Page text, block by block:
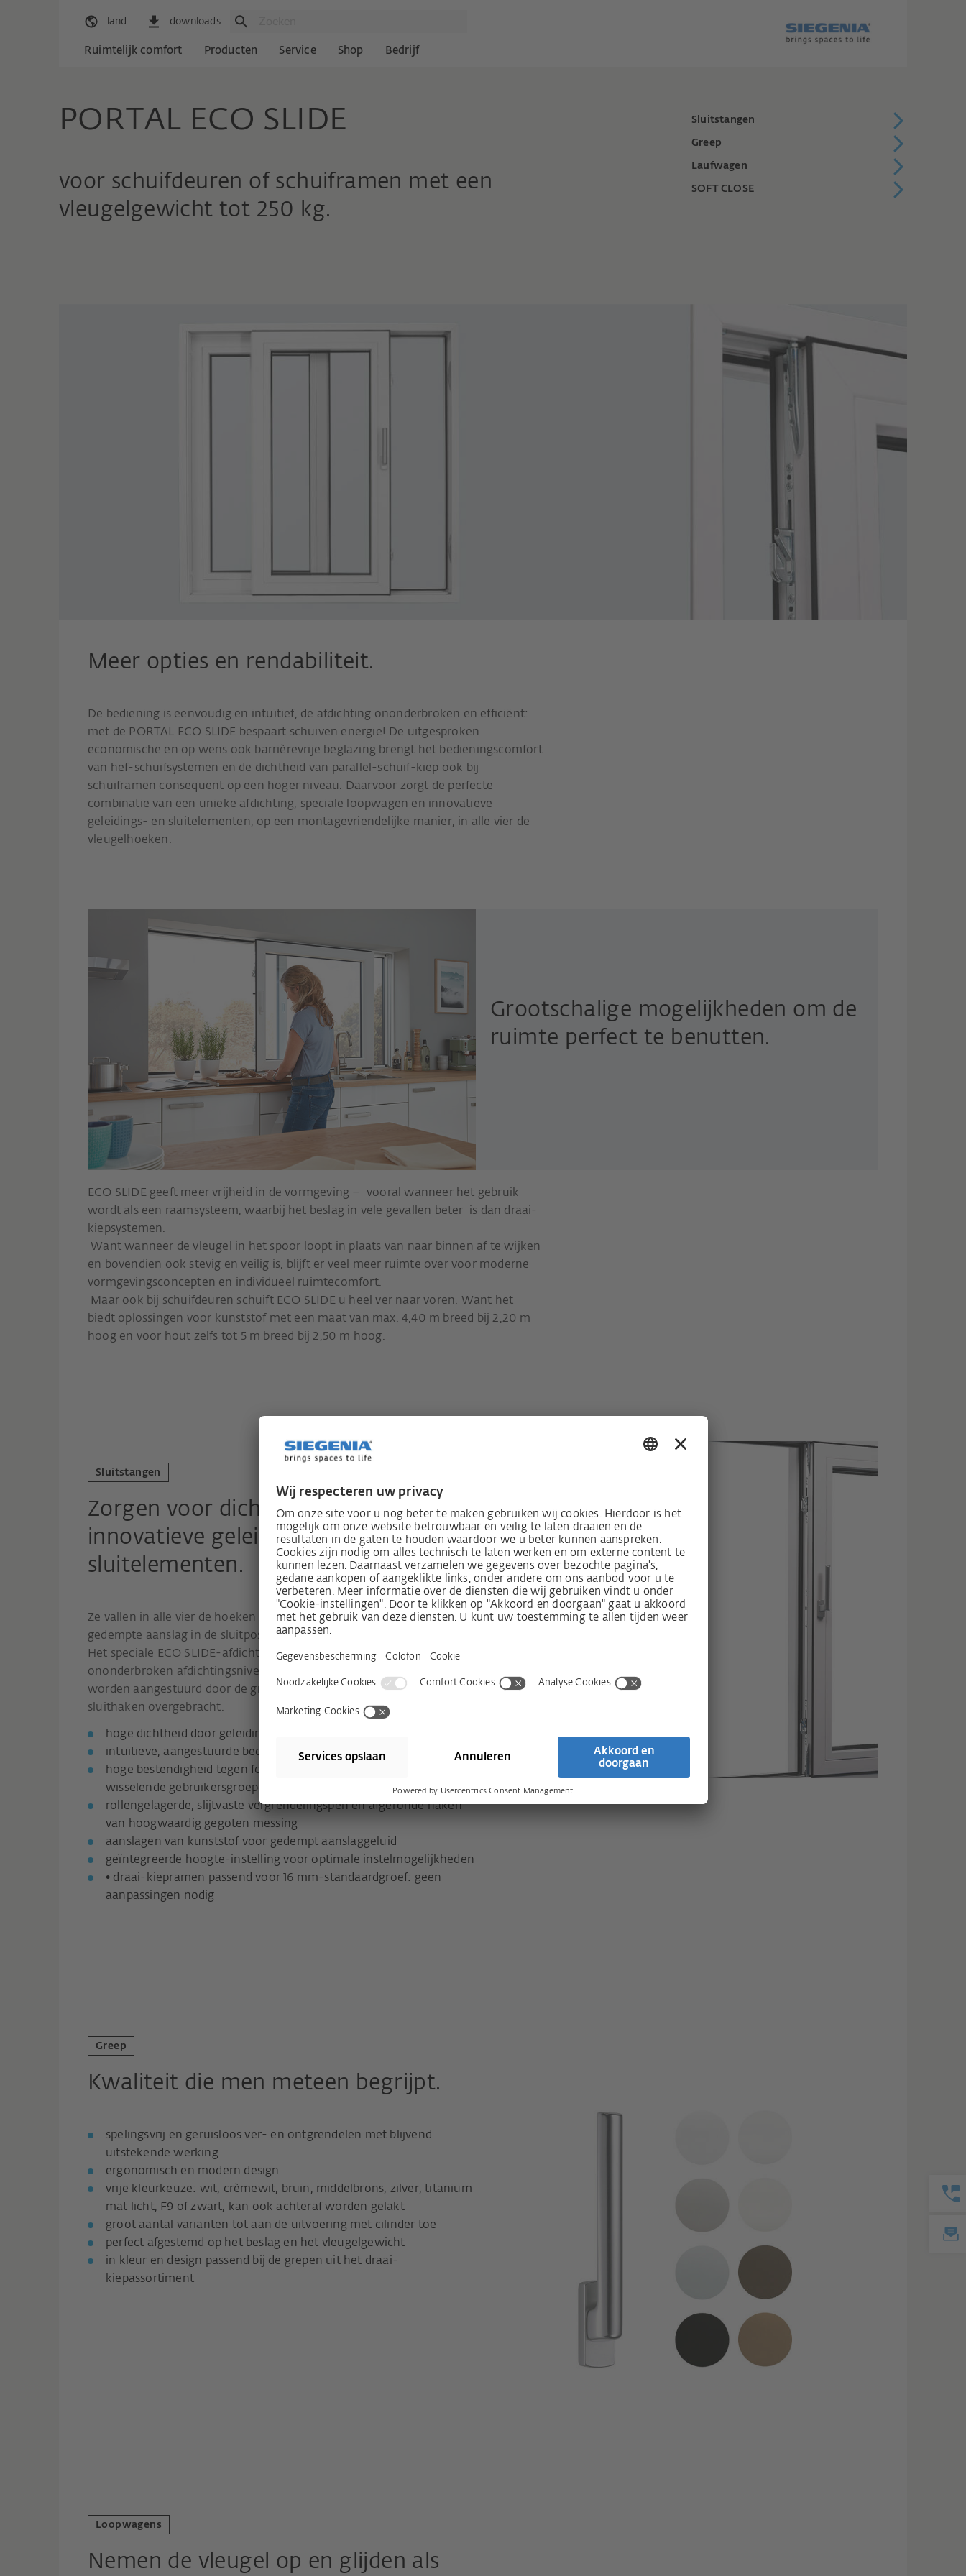
land downloads
Ruimtelijk comfort Producten Service Shop Bedrijf
PORTAL ECO SLIDE
voor schuifdeuren of schuiframen met een
vleugelgewicht tot 250 kg.
Sluitstangen
Greep
Laufwagen
SOFT CLOSE
Meer opties en rendabiliteit.
De bediening is eenvoudig en intuïtief, de afdichting ononderbroken en efficiënt:
met de PORTAL ECO SLIDE bespaart schuiven energie! De uitgesproken
economische en op wens ook barrièrevrije beglazing brengt het bedieningscomfort
van hef-schuifsystemen en de dichtheid van parallel-schuif-kiep ook bij
schuiframen consequent op een hoger niveau. Daarvoor zorgt de perfecte
combinatie van een unieke afdichting, speciale loopwagen en innovatieve
geleidings- en sluitelementen, op een montagevriendelijke manier, in alle vier de
vleugelhoeken.
Grootschalige mogelijkheden om de
ruimte perfect te benutten.
ECO SLIDE geeft meer vrijheid in de vormgeving – vooral wanneer het gebruik
wordt als een raamsysteem, waarbij het beslag in vele gevallen beter is dan draai-
kiepsystemen.
Want wanneer de vleugel in het spoor loopt in plaats van naar binnen af te wijken
en bovendien ook stevig en veilig is, blijft er veel meer ruimte over voor moderne
vormgevingsconcepten en individueel ruimtecomfort.
Maar ook bij schuifdeuren schuift ECO SLIDE u heel ver naar voren. Want het
biedt oplossingen voor kunststof met een maat van max. 4,40 m breed bij 2,20 m
hoog en voor hout zelfs tot 5 m breed bij 2,50 m hoog.
Sluitstangen
Zorgen voor dichtheid en veiligheid:
innovatieve geleidings- en
sluitelementen.
Ze vallen in alle vier de hoeken van de vleugel precies en met
gedempte aanslag in de sluitpositie of starten intuïtief de kierventilatie.
Het speciale ECO SLIDE-afdichtsysteem bestaat uit maximaal twee
ononderbroken afdichtingsniveaus. De benodigde afdichtkrachten
worden aangestuurd door de greep via de sluitstang en op beide
sluithaken overgebracht.
hoge dichtheid door geleidings- en sluitelementen in elke hoek
intuïtieve, aangestuurde bediening met kierventilatiefunctie
hoge bestendigheid tegen foutieve bediening: ook ideaal bij
wisselende gebruikersgroepen
rollengelagerde, slijtvaste vergrendelingspen en afgeronde haken
van hoogwaardig gegoten messing
aanslagen van kunststof voor gedempt aanslaggeluid
geïntegreerde hoogte-instelling voor optimale instelmogelijkheden
• draai-kiepramen passend voor 16 mm-standaardgroef: geen
aanpassingen nodig
Greep
Kwaliteit die men meteen begrijpt.
spelingsvrij en geruisloos ver- en ontgrendelen met blijvend
uitstekende werking
ergonomisch en modern design
vrije kleurkeuze: wit, crèmewit, bruin, middelbrons, zilver, titanium
mat licht, F9 of zwart, kan ook achteraf worden gelakt
groot aantal varianten tot aan de uitvoering met cilinder toe
perfect afgestemd op het beslag en het vleugelgewicht
in kleur en design passend bij de grepen uit het draai-
kiepassortiment
Loopwagens
Nemen de vleugel op en glijden als